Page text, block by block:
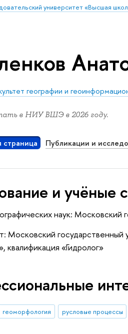
университет «Высшая
географии и
в НИУ ВШЭ в 2026 году.
Публикации и
и учёные
наук:
Московский
квалификация «Гидролог»
геоморфология русловые процессы